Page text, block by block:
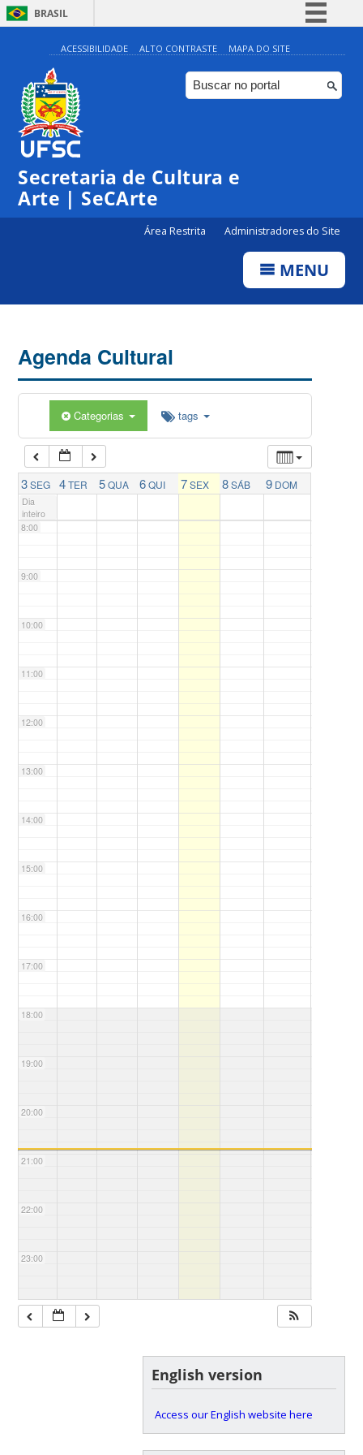
BRASIL
Simplifique!
Comunica BR
Participe
ACESSIBILIDADE ALTO CONTRASTE MAPA DO SITE
Secretaria de Cultura e
Arte | SeCArte
Área Restrita Administradores do Site
MENU
Agenda Cultural
Categorias tags
3SEG 4TER 5QUA 6QUI 7SEX 8SÁB 9 DOM
Dia
inteiro
0:00
1:00
5:00
7:00
8:00
9:00
10:00
11:00
12:00
13:00
14:00
15:00
16:00
17:00
18:00
19:00
20:00
21:00
22:00
23:00
English version
Access our English website here